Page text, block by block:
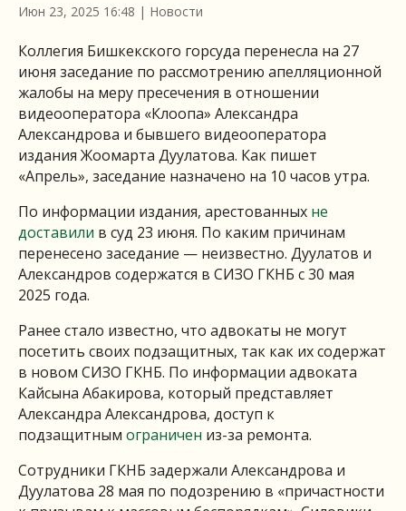
Июн 23, 2025 16:48 | Новости
Коллегия Бишкекского горсуда перенесла на 27
июня заседание по рассмотрению апелляционной
жалобы на меру пресечения в отношении
видеооператора «Клоопа» Александра
Александрова и бывшего видеооператора
издания Жоомарта Дуулатова. Как пишет
«Апрель», заседание назначено на 10 часов утра.
По информации издания, арестованных не
доставили в суд 23 июня. По каким причинам
перенесено заседание — неизвестно. Дуулатов и
Александров содержатся в СИЗО ГКНБ с 30 мая
2025 года.
Ранее стало известно, что адвокаты не могут
посетить своих подзащитных, так как их содержат
в новом СИЗО ГКНБ. По информации адвоката
Кайсына Абакирова, который представляет
Александра Александрова, доступ к
подзащитным ограничен из-за ремонта.
Сотрудники ГКНБ задержали Александрова и
Дуулатова 28 мая по подозрению в «причастности